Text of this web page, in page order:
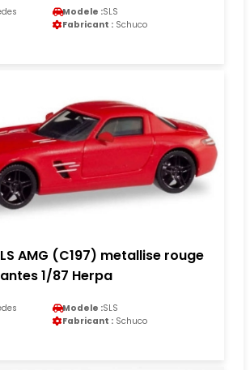
Modele :SLS
Fabricant : Schuco
AMG (C197) metallise rouge
1/87 Herpa
Modele :SLS
Fabricant : Schuco